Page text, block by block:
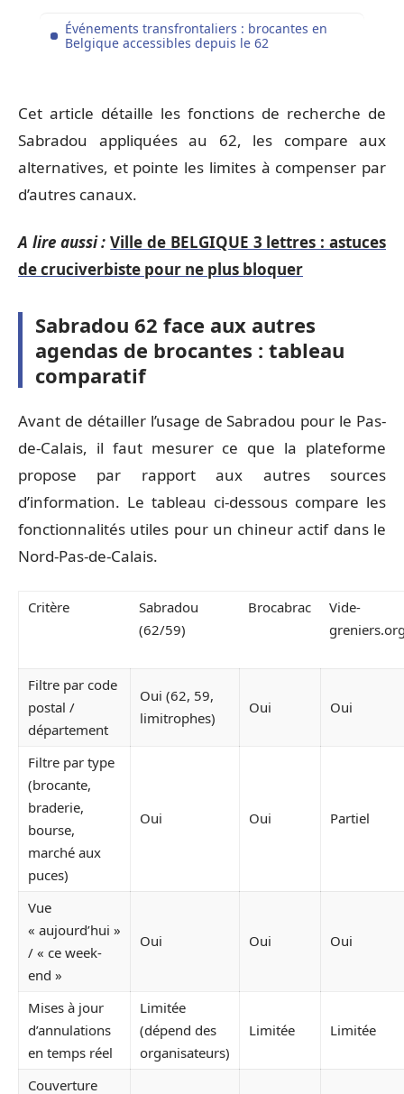
Événements transfrontaliers : brocantes en
Belgique accessibles depuis le 62
Cet article détaille les fonctions de recherche de
Sabradou appliquées au 62, les compare aux
alternatives, et pointe les limites à compenser par
d’autres canaux.
A lire aussi : Ville de BELGIQUE 3 lettres : astuces
de cruciverbiste pour ne plus bloquer
Sabradou 62 face aux autres
agendas de brocantes : tableau
comparatif
Avant de détailler l’usage de Sabradou pour le Pas-
de-Calais, il faut mesurer ce que la plateforme
propose par rapport aux autres sources
d’information. Le tableau ci-dessous compare les
fonctionnalités utiles pour un chineur actif dans le
Nord-Pas-de-Calais.
Critère
Sabradou
(62/59)
Brocabrac
Vide-
Filtre par code
postal /
département
Oui (62, 59,
limitrophes)
Oui Oui
Filtre par type
(brocante,
braderie,
bourse,
marché aux
puces)
Oui Oui Partiel
Vue
« aujourd’hui »
/ « ce week-
end »
Oui Oui Oui
Mises à jour
d’annulations
en temps réel
Limitée
(dépend des
organisateurs)
Limitée Limitée
Couverture